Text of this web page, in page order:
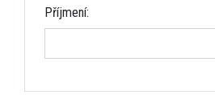
Příjmení: